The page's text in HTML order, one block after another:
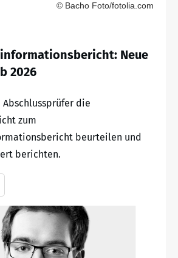
© Bacho Foto/fotolia.com
Neue
2026
Abschlussprüfer die
zum
beurteilen und
berichten.